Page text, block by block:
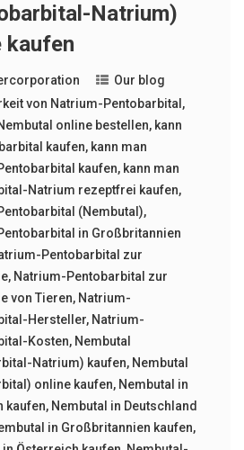
Natrium)
kaufen
Our blog
von Natrium-Pentobarbital ,
online bestellen, kann
kaufen, kann man
kaufen, kann man
Natrium rezeptfrei kaufen,
(Nembutal),
in Großbritannien
Pentobarbital zur
, Natrium-Pentobarbital zur
von Tieren, Natrium-
Hersteller, Natrium-
Kosten, Nembutal
Natrium) kaufen, Nembutal
online kaufen, Nembutal in
kaufen, Nembutal in Deutschland
in Großbritannien kaufen,